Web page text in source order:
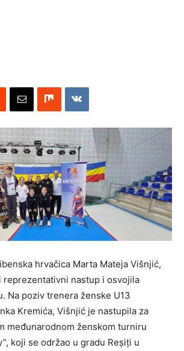
hrvačica Marta Mateja Višnjić,
reprezentativni nastup i osvojila
Na poziv trenera ženske U13
Kremića, Višnjić je nastupila za
međunarodnom ženskom turniru
koji se održao u gradu Reșiți u